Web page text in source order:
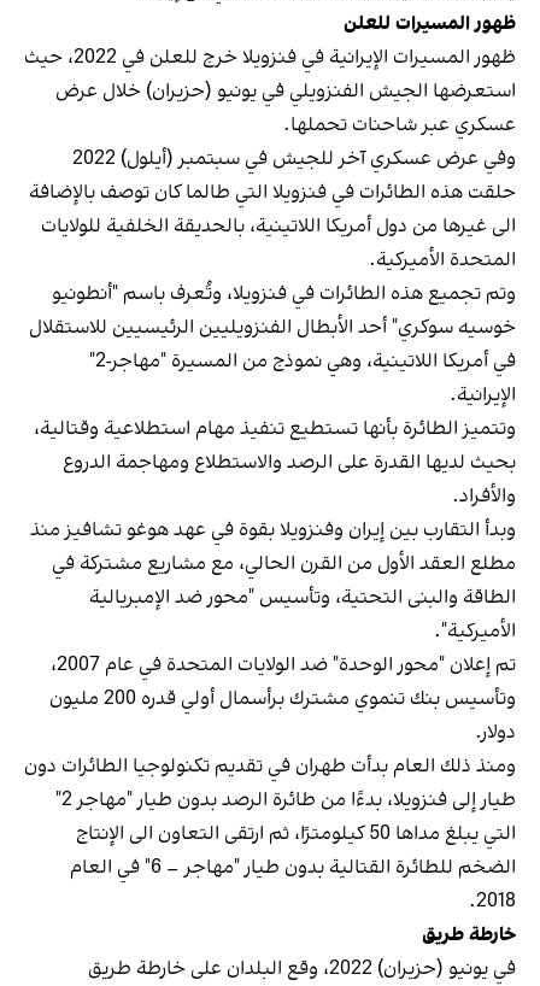
ظهور المسيرات للعلن
ظهور المسيرات الإيرانية في فنزويلا خرج للعلن في 2022، حيث
استعرضها الجيش الفنزويلي في يونيو (حزيران) خلال عرض
عسكري عبر شاحنات تحملها.
وفي عرض عسكري آخر للجيش في سبتمبر (أيلول) 2022
حلقت هذه الطائرات في فنزويلا التي طالما كان توصف بالإضافة
الى غيرها من دول أمريكا اللاتينية، بالحديقة الخلفية للولايات
المتحدة الأميركية.
وتم تجميع هذه الطائرات في فنزويلا، وتُعرف باسم "أنطونيو
خوسيه سوكري" أحد الأبطال الفنزويليين الرئيسيين للاستقلال
في أمريكا اللاتينية، وهي نموذج من المسيرة "مهاجر-2"
الإيرانية.
وتتميز الطائرة بأنها تستطيع تنفيذ مهام استطلاعية وقتالية،
بحيث لديها القدرة على الرصد والاستطلاع ومهاجمة الدروع
والأفراد.
وبدأ التقارب بين إيران وفنزويلا بقوة في عهد هوغو تشافيز منذ
مطلع العقد الأول من القرن الحالي، مع مشاريع مشتركة في
الطاقة والبنى التحتية، وتأسيس "محور ضد الإمبريالية
الأميركية".
تم إعلان "محور الوحدة" ضد الولايات المتحدة في عام 2007،
وتأسيس بنك تنموي مشترك برأسمال أولي قدره 200 مليون
دولار.
ومنذ ذلك العام بدأت طهران في تقديم تكنولوجيا الطائرات دون
طيار إلى فنزويلا، بدءًا من طائرة الرصد بدون طيار "مهاجر 2"
التي يبلغ مداها 50 كيلومترًا، ثم ارتقى التعاون الى الإنتاج
الضخم للطائرة القتالية بدون طيار "مهاجر – 6" في العام
2018.
خارطة طريق
في يونيو (حزيران) 2022، وقع البلدان على خارطة طريق